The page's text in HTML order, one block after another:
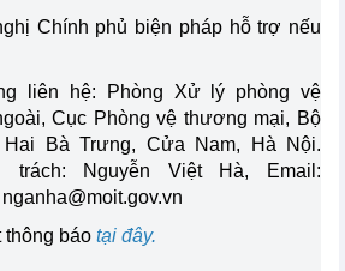
Chính phủ biện pháp hỗ trợ nếu
liên hệ: Phòng Xử lý phòng vệ
Cục Phòng vệ thương mại, Bộ
Bà Trưng, Cửa Nam, Hà Nội.
trách: Nguyễn Việt Hà, Email:
nganha@moit.gov.vn
thông báo tại đây.